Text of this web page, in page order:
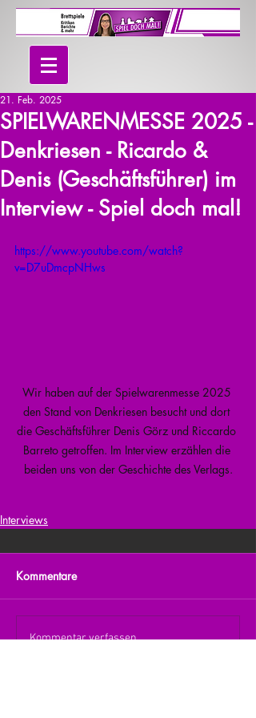
SPIELWARENMESSE 2025 -
Denkriesen - Ricardo &
Denis (Geschäftsführer) im
Interview - Spiel doch mal!
21. Feb. 2025
https://www.youtube.com/watch?
v=D7uDmcpNHws
Wir haben auf der Spielwarenmesse 2025
den Stand von Denkriesen besucht und dort
die Geschäftsführer Denis Görz und Riccardo
Barreto getroffen. Im Interview erzählen die
beiden uns von der Geschichte des Verlags.
Interviews
Kommentare
Kommentar verfassen...